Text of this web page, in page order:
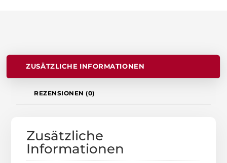
ZUSÄTZLICHE INFORMATIONEN
REZENSIONEN (0)
Zusätzliche
Informationen